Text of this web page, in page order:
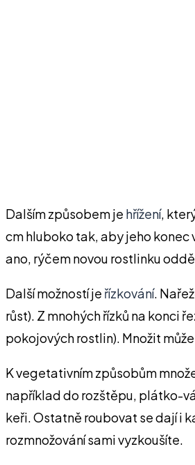
Dalším způsobem je hřížení,
cm hluboko tak, aby jeho
ano, rýčem novou rostlinku
Další možností je řízkování.
růst). Z mnohých řízků na konci
pokojových rostlin). Množit
K vegetativním způsobům
například do rozštěpu, plátko-
keři. Ostatně roubovat se dají i
rozmnožování sami vyzkoušíte.